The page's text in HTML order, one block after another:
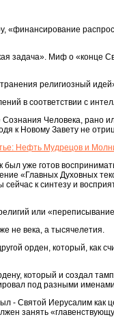
«финансирование
задача». Миф о «конце
религиозный
в соответствии с
Человека, рано
к Новому Завету не
Нефть Мудрецов и
был уже готов
«Главных Духовных
к синтезу и
или
не века, а тысячелетия.
орден, который, как
который и создал
под разными
- Святой Иерусалим как
занять